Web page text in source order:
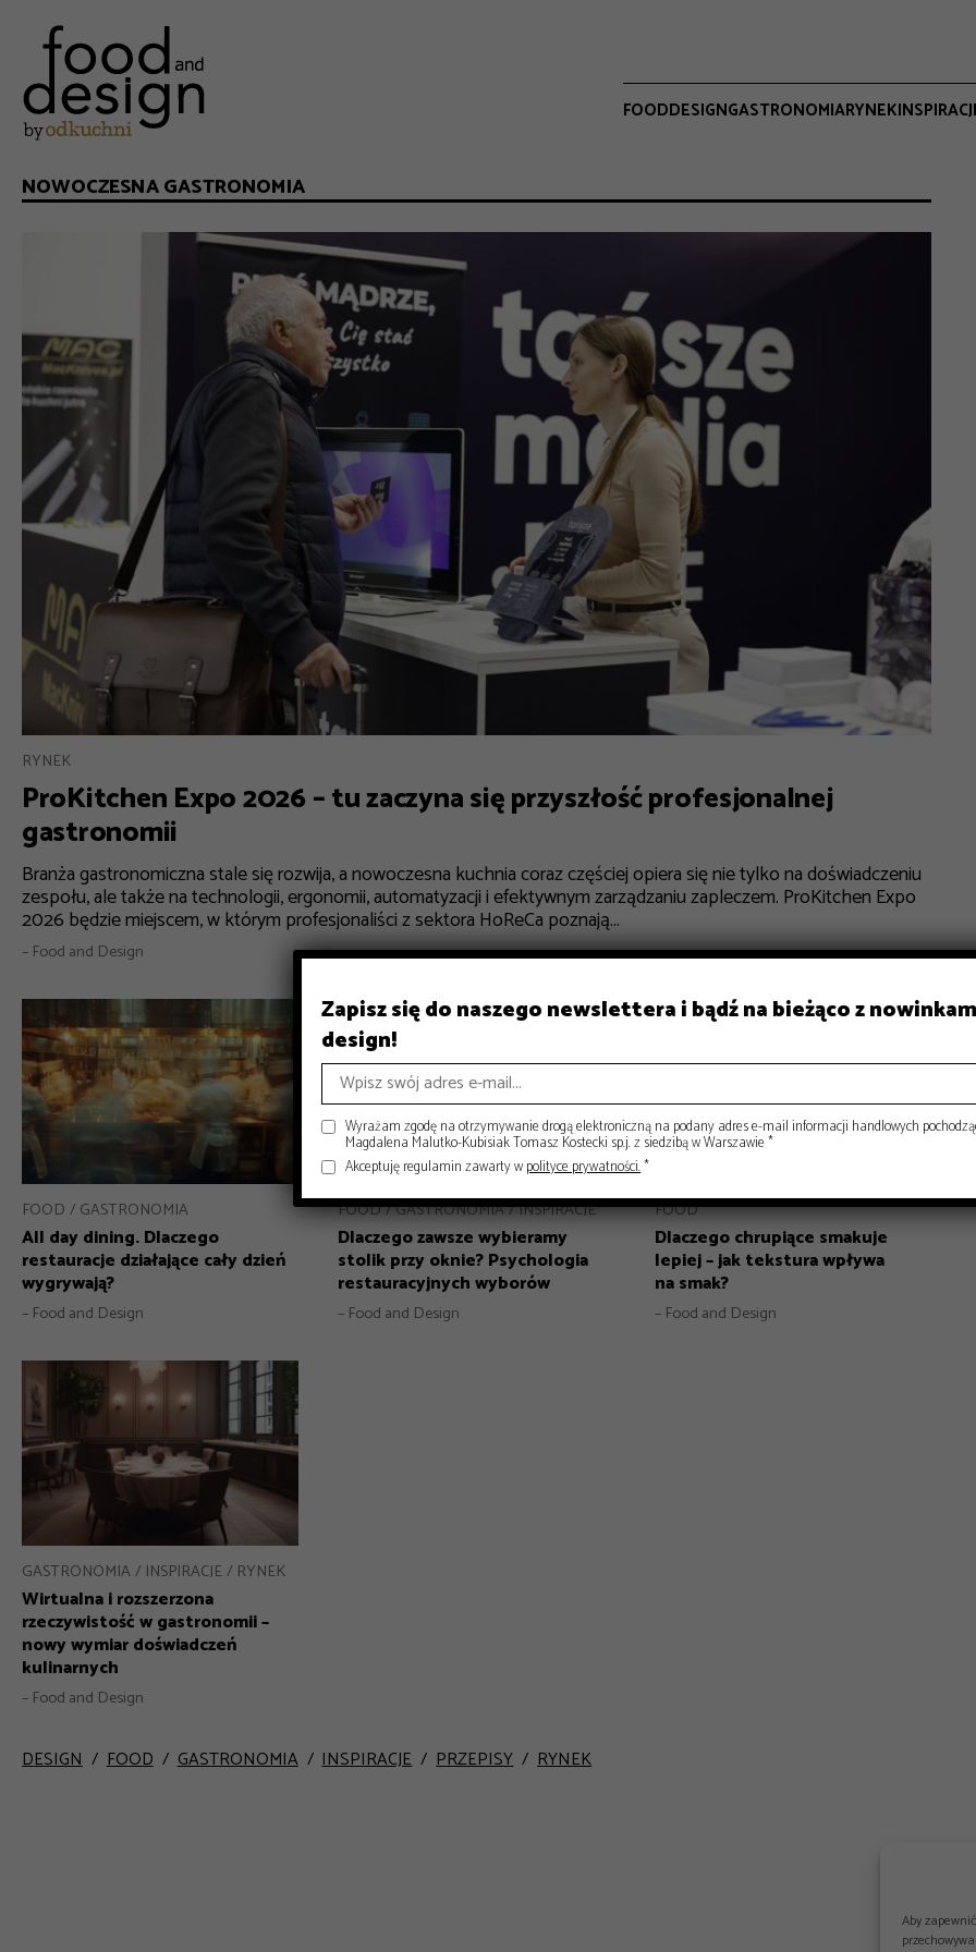
Aby
FOODDESIGNGASTRONOMIARYNEK
NOWOCZESNA GASTRONOMIA
RYNEK
ProKitchen Expo 2026 – tu zaczyna się przyszłość profesjonalnej
gastronomii
Branża gastronomiczna stale się rozwija, a nowoczesna kuchnia coraz częściej opiera się nie tylko na doświadczeniu
zespołu, ale także na technologii, ergonomii, automatyzacji i efektywnym zarządzaniu zapleczem. ProKitchen Expo
2026 będzie miejscem, w którym profesjonaliści z sektora HoReCa poznają...
– Food and Design
FOOD GASTRONOMIA
All day dining. Dlaczego
restauracje działające cały dzień
wygrywają?
– Food and Design
FOOD GASTRONOMIA INSPIRACJE
Dlaczego zawsze wybieramy
stolik przy oknie? Psychologia
restauracyjnych wyborów
– Food and Design
FOOD
Dlaczego chrupiące smakuje
lepiej – jak tekstura wpływa
na smak?
– Food and Design
GASTRONOMIA INSPIRACJE RYNEK
Wirtualna i rozszerzona
rzeczywistość w gastronomii –
nowy wymiar doświadczeń
kulinarnych
– Food and Design
DESIGN FOOD GASTRONOMIA INSPIRACJE PRZEPISY RYNEK
Zapisz się do naszego newslettera i bądź na bieżąco z
design!
Wyrażam zgodę na otrzymywanie drogą elektroniczną na podany adres e-mail informacji handlowych
Magdalena Malutko-Kubisiak Tomasz Kostecki sp.j. z siedzibą w Warszawie *
Akceptuję regulamin zawarty wpolityce prywatności.*